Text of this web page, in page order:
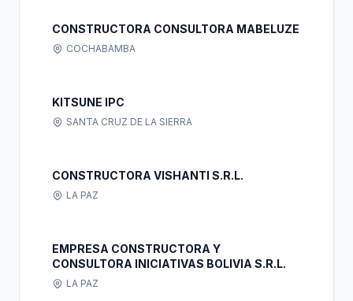
CONSTRUCTORA CONSULTORA MABELUZE
COCHABAMBA
KITSUNE IPC
SANTA CRUZ DE LA SIERRA
CONSTRUCTORA VISHANTI S.R.L.
LA PAZ
EMPRESA CONSTRUCTORA Y
CONSULTORA INICIATIVAS BOLIVIA S.R.L.
LA PAZ